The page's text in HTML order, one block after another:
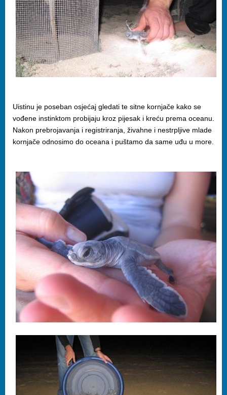
Uistinu je poseban osjećaj gledati te sitne kornjače kako se
vođene instinktom probijaju kroz pijesak i kreću prema oceanu.
Nakon prebrojavanja i registriranja, živahne i nestrpljive mlade
kornjače odnosimo do oceana i puštamo da same uđu u more.